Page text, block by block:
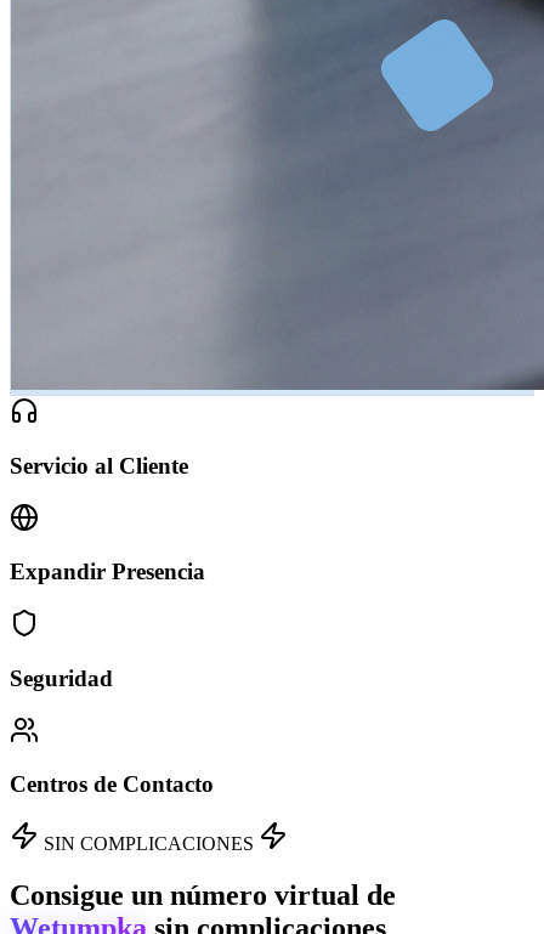
Servicio al Cliente
Expandir Presencia
Seguridad
Centros de Contacto
SIN COMPLICACIONES
Consigue un número virtual de